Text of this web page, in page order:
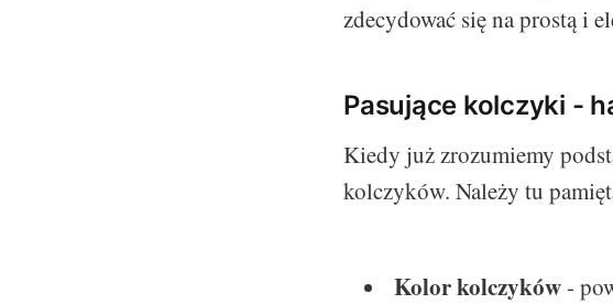
zdecydować się na prostą i
Pasujące kolczyki -
Kiedy już zrozumiemy
kolczyków. Należy tu
Kolor kolczyków-